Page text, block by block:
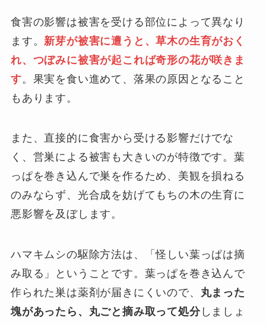
食害の影響は被害を受ける部位によって異なり
ます。 新芽が被害に遭うと、草木の生育がおく
れ、つぼみに被害が起これば奇形の花が咲きま
す。果実を食い進めて、落果の原因となること
もあります。
また、直接的に食害から受ける影響だけでな
く、営巣による被害も大きいのが特徴です。葉
っぱを巻き込んで巣を作るため、美観を損ねる
のみならず、光合成を妨げてもちの木の生育に
悪影響を及ぼします。
ハマキムシの駆除方法は、「怪しい葉っぱは摘
み取る」ということです。葉っぱを巻き込んで
作られた巣は薬剤が届きにくいので、 丸まった
塊があったら、丸ごと摘み取って処分しましょ